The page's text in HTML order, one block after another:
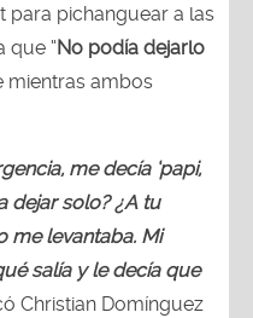
para pichanguear a las
que “No podía dejarlo
mientras ambos
me decía ‘papi,
dejar solo? ¿A tu
me levantaba. Mi
salía y le decía que
Christian Domínguez